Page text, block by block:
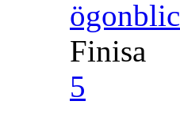
Finisa
5